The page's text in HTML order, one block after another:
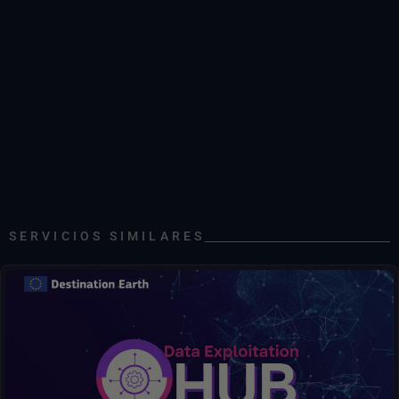
Simulador Australiano del Clima y del Sistema Terrestre
Datos del Simulador Australiano del Clima y del Sistema Terrestre
ACCESS-CM2
Modelo del Sistema Terrestre de Canadá
SERVICIOS SIMILARES
Descubrir, acceder, procesar, decidir: todo en un solo centro.